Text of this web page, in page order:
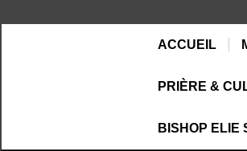
ACCUEIL
PRIÈRE &
BISHOP ELIE